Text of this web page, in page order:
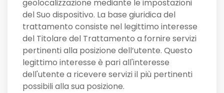
geolocalizzazione mediante le impostazioni
del Suo dispositivo. La base giuridica del
trattamento consiste nel legittimo interesse
del Titolare del Trattamento a fornire servizi
pertinenti alla posizione dell’utente. Questo
legittimo interesse è pari all'interesse
dell'utente a ricevere servizi il più pertinenti
possibili alla sua posizione.